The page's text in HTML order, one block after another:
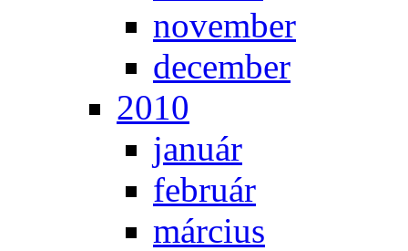
no­vem­ber
de­cem­ber
2010
ja­nu­ár
feb­ru­ár
már­ci­us